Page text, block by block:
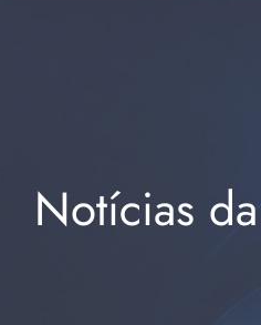
Notícias